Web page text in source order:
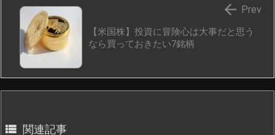
【米国株】投資に冒険心は大事だと思う
なら買っておきたい7銘柄
 Prev
 関連記事